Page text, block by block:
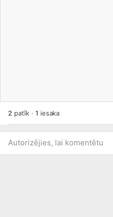
2 patīk ·1 iesaka
Autorizējies, lai komentētu